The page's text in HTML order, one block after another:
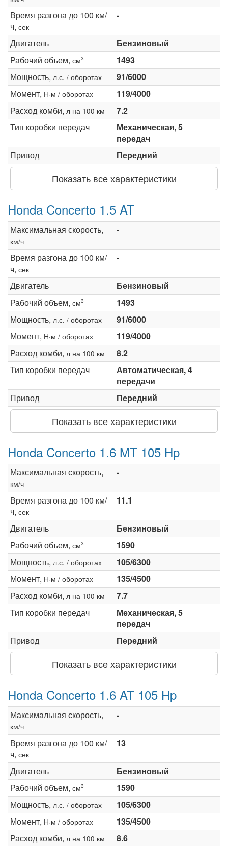
Время разгона до 100 км/
ч, сек
-
Двигатель
Бензиновый
Рабочий объем, см3
1493
Мощность, л.с. / оборотах
91/6000
Момент, Н·м / оборотах
119/4000
Расход комби, л на 100 км
7.2
Тип коробки передач
Механическая, 5
передач
Привод
Передний
Показать все характеристики
Honda Concerto 1.5 AT
Максимальная скорость,
км/ч
-
Время разгона до 100 км/
ч, сек
-
Двигатель
Бензиновый
Рабочий объем, см3
1493
Мощность, л.с. / оборотах
91/6000
Момент, Н·м / оборотах
119/4000
Расход комби, л на 100 км
8.2
Тип коробки передач
Автоматическая, 4
передачи
Привод
Передний
Показать все характеристики
Honda Concerto 1.6 MT 105 Hp
Максимальная скорость,
км/ч
-
Время разгона до 100 км/
ч, сек
11.1
Двигатель
Бензиновый
Рабочий объем, см3
1590
Мощность, л.с. / оборотах
105/6300
Момент, Н·м / оборотах
135/4500
Расход комби, л на 100 км
7.7
Тип коробки передач
Механическая, 5
передач
Привод
Передний
Показать все характеристики
Honda Concerto 1.6 AT 105 Hp
Максимальная скорость,
км/ч
-
Время разгона до 100 км/
ч, сек
13
Двигатель
Бензиновый
Рабочий объем, см3
1590
Мощность, л.с. / оборотах
105/6300
Момент, Н·м / оборотах
135/4500
Расход комби, л на 100 км 8.6